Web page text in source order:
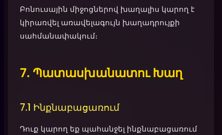
Բոնուսային միջոցներով խաղալիս կարող է
կիրառվել առավելագույն խաղադրույքի
սահմանափակում։
7. Պատասխանատու Խաղ
7.1 Ինքնաբացառում
Դուք կարող եք պահանջել ինքնաբացառում